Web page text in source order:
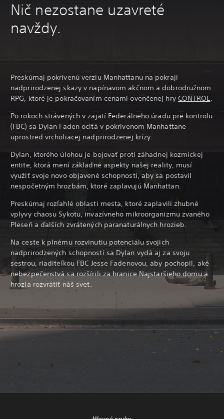
Nič nezostane uzavreté
navždy.
Preskúmaj pokrivenú verziu Manhattanu na pokraji
nadprirodzenej skazy v napínavom akčnom a dobrodružnom
RPG, ktoré je pokračovaním cenami ovenčenej hry CONTROL.
Po rokoch strávených v zajatí Federálneho úradu pre kontrolu
(FBC) sa Dylan Faden ocitá v pokrivenom Manhattane
uprostred vrcholiacej nadprirodzenej krízy.
Dylan, ktorého úlohou je bojovať proti záhadnej kozmickej
entite, ktorá mení základné aspekty našej reality, musí
využiť svoje novo objavené schopnosti, aby sa postavil
nespočetným hrozbám, ktoré zaplavujú Manhattan.
Preskúmaj rozľahlé oblasti mesta, ktoré zaplavili zhubné
vplyvy chaosu Sykotu, invazívneho mikroorganizmu zvaného
Pleseň a ďalších zvrátených paranaturálnych hrozieb.
Na ceste k plnému rozvinutiu potenciálu svojich
nadprirodzených schopností sa Dylan vydá aj za svoju
sestrou, riaditeľkou FBC Jesse Fadenovou, aby pochopil, aké
nebezpečenstvá sa rozšírili za hranice Najstaršieho domu a
hrozia rozvrátiť náš svet.